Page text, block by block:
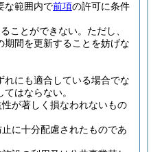
な範囲内で前項の許可に条件
ことができない。 ただし、
期間を更新することを妨げな
れにも適合している場合でな
はならない。
が著しく損なわれないもの
に十分配慮されたものであ